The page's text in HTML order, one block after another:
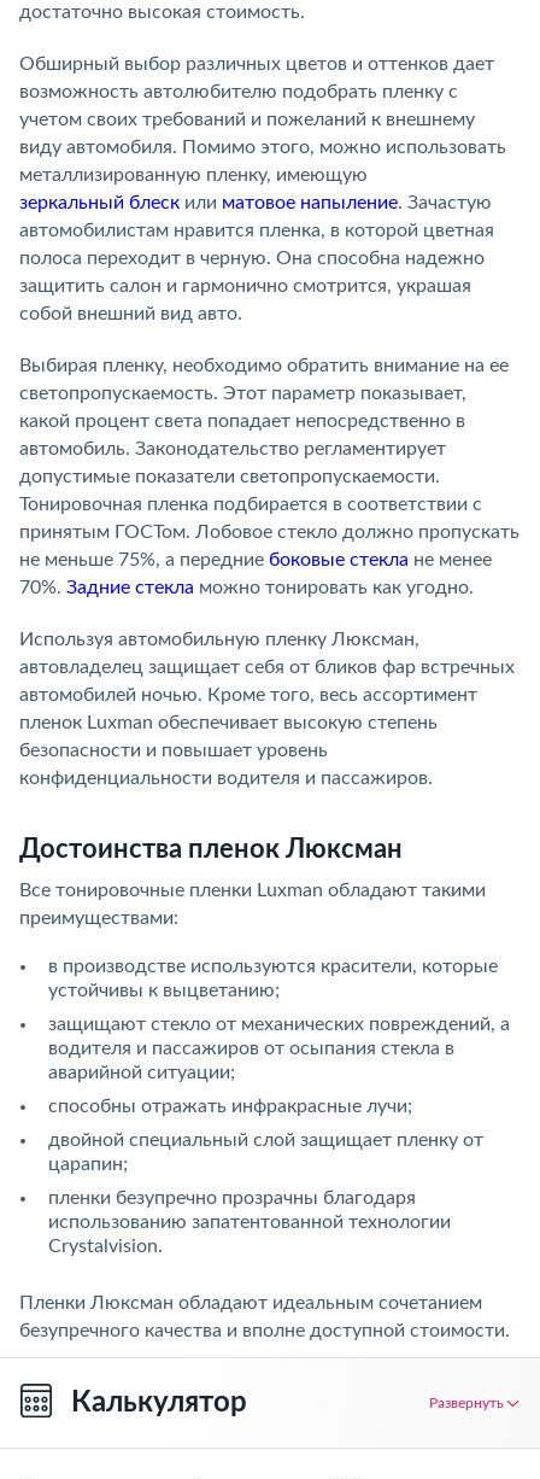
достаточно высокая стоимость.
Обширный выбор различных цветов и оттенков дает
возможность автолюбителю подобрать пленку с
учетом своих требований и пожеланий к внешнему
виду автомобиля. Помимо этого, можно использовать
металлизированную пленку, имеющую
зеркальный блеск или матовое напыление. Зачастую
автомобилистам нравится пленка, в которой цветная
полоса переходит в черную. Она способна надежно
защитить салон и гармонично смотрится, украшая
собой внешний вид авто.
Выбирая пленку, необходимо обратить внимание на ее
светопропускаемость. Этот параметр показывает,
какой процент света попадает непосредственно в
автомобиль. Законодательство регламентирует
допустимые показатели светопропускаемости.
Тонировочная пленка подбирается в соответствии с
принятым ГОСТом. Лобовое стекло должно пропускать
не меньше 75%, а передние боковые стекла не менее
70%. Задние стекла можно тонировать как угодно.
Используя автомобильную пленку Люксман,
автовладелец защищает себя от бликов фар встречных
автомобилей ночью. Кроме того, весь ассортимент
пленок Luxman обеспечивает высокую степень
безопасности и повышает уровень
конфиденциальности водителя и пассажиров.
Достоинства пленок Люксман
Все тонировочные пленки Luxman обладают такими
преимуществами:
в производстве используются красители, которые
устойчивы к выцветанию;
защищают стекло от механических повреждений, а
водителя и пассажиров от осыпания стекла в
аварийной ситуации;
способны отражать инфракрасные лучи;
двойной специальный слой защищает пленку от
царапин;
пленки безупречно прозрачны благодаря
использованию запатентованной технологии
Crystalvision.
Пленки Люксман обладают идеальным сочетанием
безупречного качества и вполне доступной стоимости.
Калькулятор Развернуть